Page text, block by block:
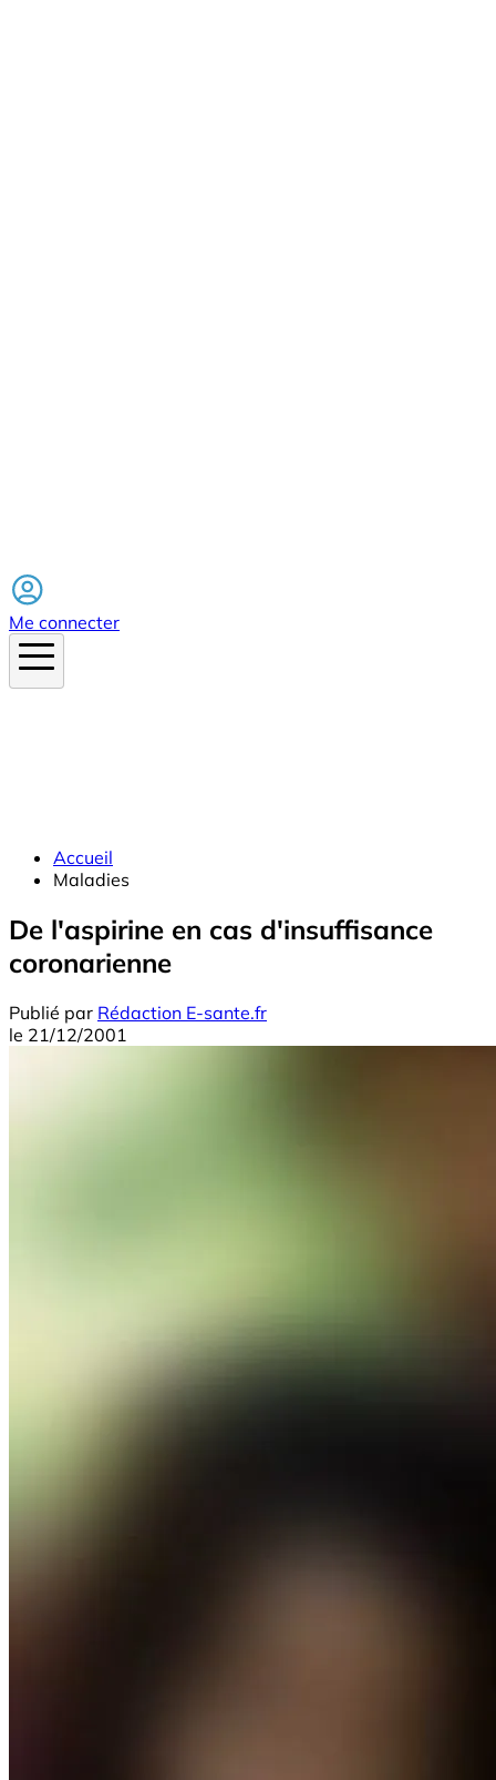
Me connecter
Accueil
Maladies
De l'aspirine en cas d'insuffisance
coronarienne
Publié par Rédaction E-sante.fr
le 21/12/2001